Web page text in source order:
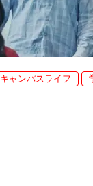
キャンパスライフ